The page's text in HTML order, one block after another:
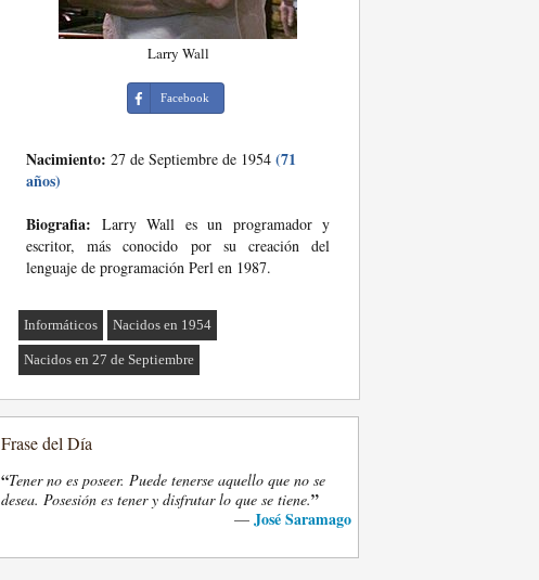
Larry Wall
Facebook
Nacimiento: 27 de Septiembre de 1954 (71
años)
Biografia: Larry Wall es un programador y
escritor, más conocido por su creación del
lenguaje de programación Perl en 1987.
Informáticos Nacidos en 1954
Nacidos en 27 de Septiembre
Frase del Día
“Tener no es poseer. Puede tenerse aquello que no se
desea. Posesión es tener y disfrutar lo que se tiene.”
— José Saramago